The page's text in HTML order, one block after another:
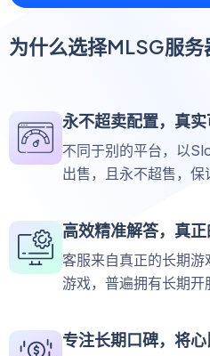
为什么选择MLSG服务
永不超卖配置，真
不同于别的平台，以
出售，且永不超售，保
高效精准解答，真
客服来自真正的长期
游戏，普遍拥有长期开
专注长期口碑，将